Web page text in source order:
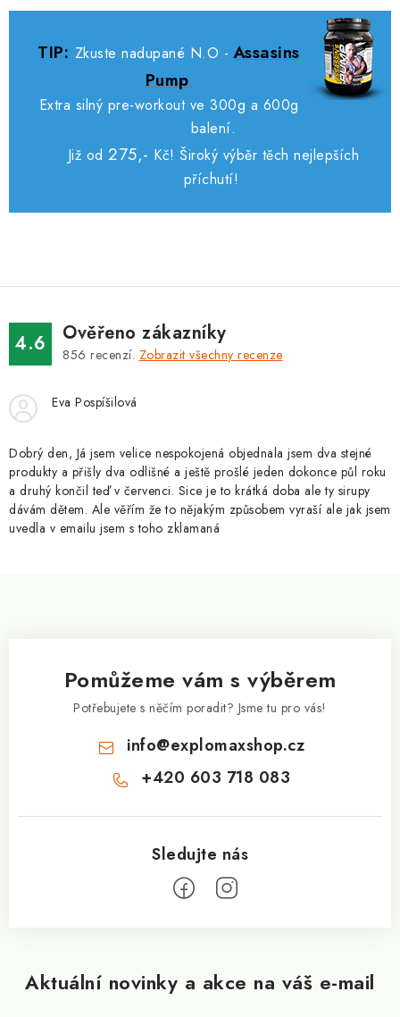
TIP: Zkuste nadupané N.O - Assasins
Pump.
Extra silný pre-workout ve 300g a 600g
balení.
Již od275,- Kč!Široký výběr těch nejlepších
příchutí!
4.6 Ověřeno zákazníky
856 recenzí. Zobrazit všechny recenze
Eva Pospíšilová
Dobrý den, Já jsem velice nespokojená objednala jsem dva stejné
produkty a přišly dva odlišné a ještě prošlé jeden dokonce půl roku
a druhý končil teď v červenci. Sice je to krátká doba ale ty sirupy
dávám dětem. Ale věřím že to nějakým způsobem vyraší ale jak jsem
uvedla v emailu jsem s toho zklamaná
Aktuální novinky a akce na váš e-mail
Pomůžeme vám s výběrem
Potřebujete s něčím poradit? Jsme tu pro vás!
info@explomaxshop.cz
+420 603 718 083